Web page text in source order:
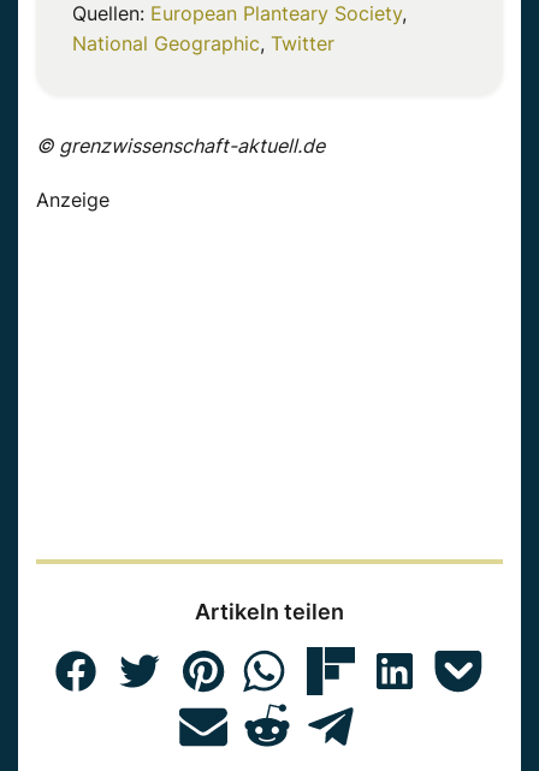
Quellen: European Planteary Society,
National Geographic, Twitter
© grenzwissenschaft-aktuell.de
Anzeige
Artikeln teilen